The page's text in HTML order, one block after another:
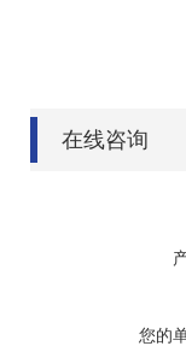
在线咨询
您的